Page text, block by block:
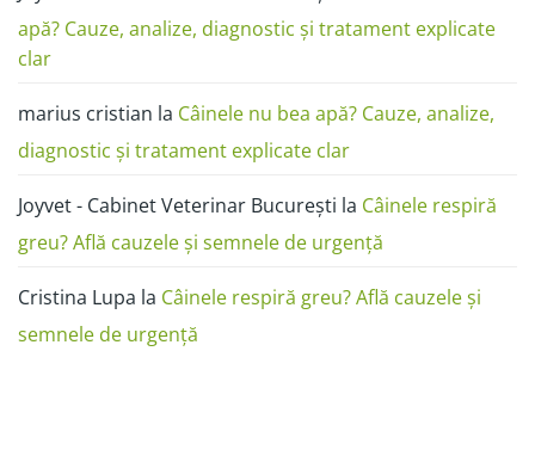
apă? Cauze, analize, diagnostic și tratament explicate
clar
marius cristian la Câinele nu bea apă? Cauze, analize,
diagnostic și tratament explicate clar
Joyvet - Cabinet Veterinar București la Câinele respiră
greu? Află cauzele și semnele de urgență
Cristina Lupa la Câinele respiră greu? Află cauzele și
semnele de urgență